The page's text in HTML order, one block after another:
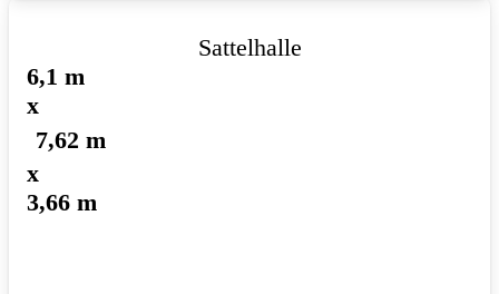
Sattelhalle
6,1 m
x
7,62 m
x
3,66 m